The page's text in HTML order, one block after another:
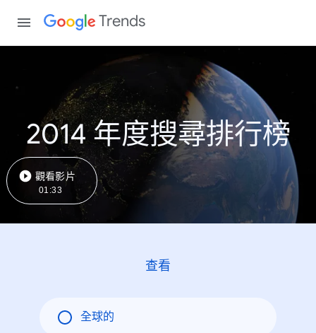
Trends
2014 年度搜尋排行榜
觀看影片
01:33
查看
全球的